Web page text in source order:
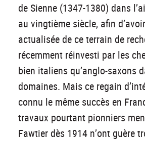
de Sienne (1347-1380) dans
au vingtième siècle, afin
actualisée de ce terrain de
récemment réinvesti par les
bien italiens qu’anglo-saxons
domaines. Mais ce regain
connu le même succès en
travaux pourtant pionniers
Fawtier dès 1914 n’ont guère